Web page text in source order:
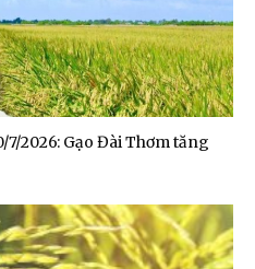
7/2026: Gạo Đài Thơm tăng